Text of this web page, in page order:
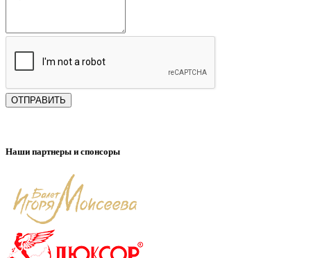
ОТПРАВИТЬ
Наши партнеры и спонсоры